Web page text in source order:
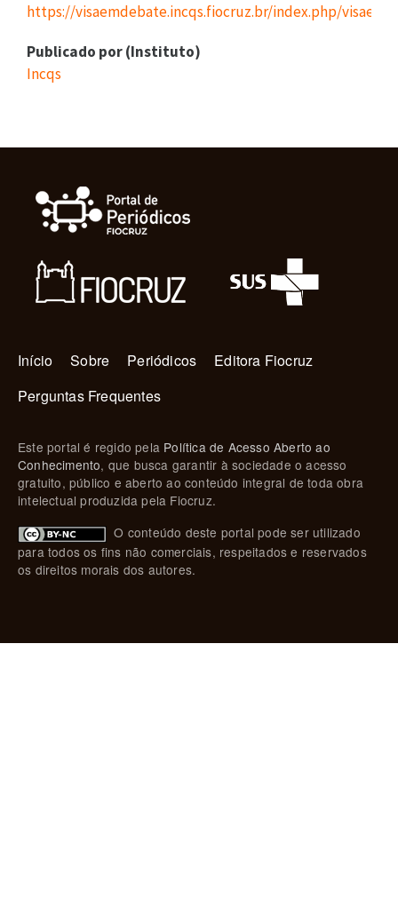
https://visaemdebate.incqs.fiocruz.br/index.php/
Publicado por (Instituto)
Incqs
Navegação principal
Início Sobre Periódicos
Editora Fiocruz
Perguntas Frequentes
Este portal é regido pela Política de Acesso Aberto ao
Conhecimento, que busca garantir à sociedade o acesso
gratuito, público e aberto ao conteúdo integral de toda obra
intelectual produzida pela Fiocruz.
O conteúdo deste portal pode ser utilizado
para todos os fins não comerciais, respeitados e reservados
os direitos morais dos autores.